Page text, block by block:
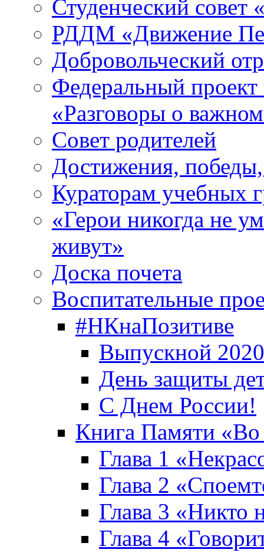
Студенческий совет
РДДМ «Движение
Добровольческий
Федеральный
«Разговоры о
Совет родителей
Достижения,
Кураторам учебных
«Герои никогда не
живут»
Доска почета
Воспитательные
#НКнаПозитиве
Выпускной
День защиты
С Днем России!
Книга Памяти
Глава 1
Глава 2
Глава 3 «Никто
Глава 4